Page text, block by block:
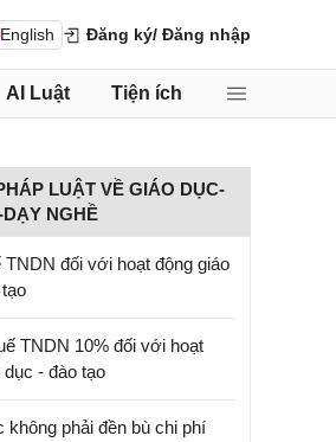
English Đăng ký/ Đăng nhập
AI Luật Tiện ích
LUẬT VỀ GIÁO DỤC-
NGHỀ
TNDN đối với hoạt động giáo
TNDN 10% đối với hoạt
dục - đào tạo
không phải đền bù chi phí